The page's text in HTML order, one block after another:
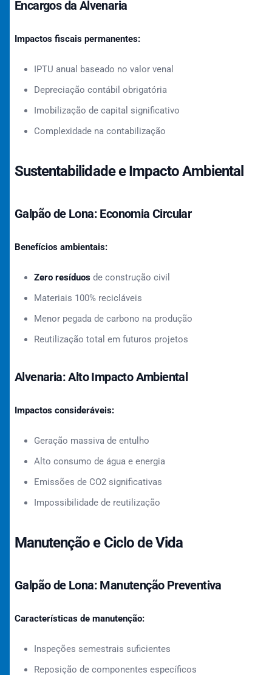
Encargos da Alvenaria
Impactos fiscais permanentes:
IPTU anual baseado no valor venal
Depreciação contábil obrigatória
Imobilização de capital significativo
Complexidade na contabilização
Sustentabilidade e Impacto Ambiental
Galpão de Lona: Economia Circular
Benefícios ambientais:
Zero resíduos de construção civil
Materiais 100% recicláveis
Menor pegada de carbono na produção
Reutilização total em futuros projetos
Alvenaria: Alto Impacto Ambiental
Impactos consideráveis:
Geração massiva de entulho
Alto consumo de água e energia
Emissões de CO2 significativas
Impossibilidade de reutilização
Manutenção e Ciclo de Vida
Galpão de Lona: Manutenção Preventiva
Características de manutenção:
Inspeções semestrais suficientes
Reposição de componentes específicos